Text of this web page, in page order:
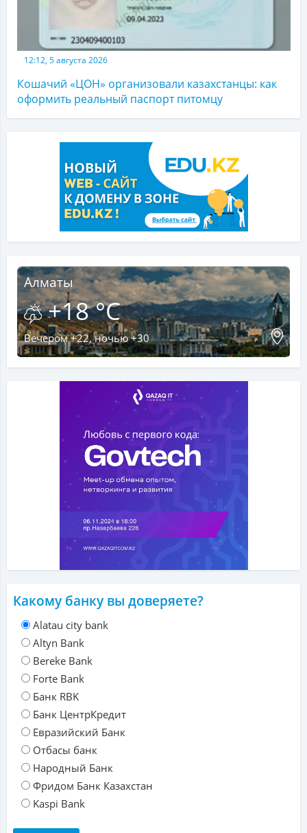
12:12, 5 августа 2026
Кошачий «ЦОН» организовали казахстанцы: как
оформить реальный паспорт питомцу
Алматы
+18 °C
Вечером +22, ночью +30
Какому банку вы доверяете?
Alatau city bank
Altyn Bank
Bereke Bank
Forte Bank
Банк RBK
Банк ЦентрКредит
Евразийский Банк
Отбасы банк
Народный Банк
Фридом Банк Казахстан
Kaspi Bank